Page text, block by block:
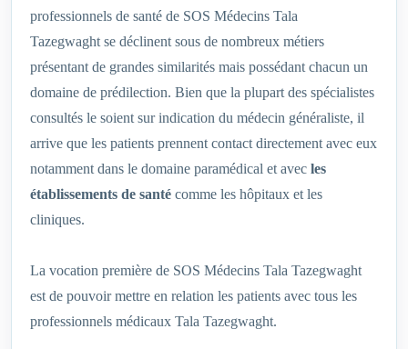
professionnels de santé de SOS Médecins Tala
Tazegwaght‎ se déclinent sous de nombreux métiers
présentant de grandes similarités mais possédant chacun un
domaine de prédilection. Bien que la plupart des spécialistes
consultés le soient sur indication du médecin généraliste, il
arrive que les patients prennent contact directement avec eux
notamment dans le domaine paramédical et avec les
établissements de santé comme les hôpitaux et les
cliniques.
La vocation première de SOS Médecins Tala Tazegwaght‎
est de pouvoir mettre en relation les patients avec tous les
professionnels médicaux Tala Tazegwaght‎.